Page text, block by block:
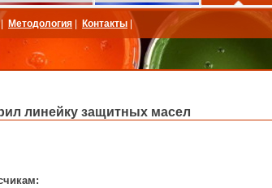
Методология Контакты |
линейку защитных масел